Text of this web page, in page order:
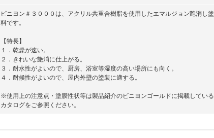
ビニヨン＃３０００は、アクリル共重合樹脂を使用したエマルジョン艶消し塗
料です。
【特長】
１．乾燥が速い。
２．きれいな艶消に仕上がる。
３．耐水性がよいので、厨房、浴室等湿度の高い場所にも向く。
４．耐候性がよいので、屋内外壁の塗装に適する。
※使用上の注意点・塗膜性状等は製品紹介のビニヨンゴールドに掲載している
カタログをご参照ください。